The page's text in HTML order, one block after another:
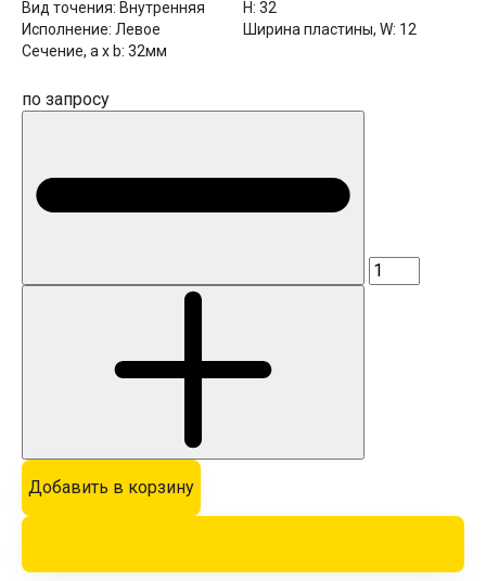
Вид точения: Внутренняя H: 32
Исполнение: Левое Ширина пластины, W: 12
Сечение, a x b: 32мм
по запросу
Добавить в корзину